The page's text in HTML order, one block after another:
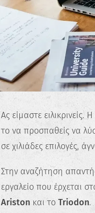
Ας είμαστε
το να προσπαθείς να
σε χιλιάδες επιλογές,
Στην αναζήτηση
εργαλείο που έρχεται
Aristonκαι το Triodon.